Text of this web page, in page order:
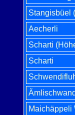
Stangisbüel
Aecherli
Scharti
Scharti
Maichäppeli